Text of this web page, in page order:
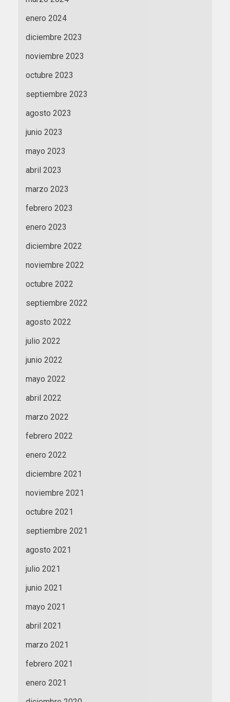
enero 2024
diciembre 2023
noviembre 2023
octubre 2023
septiembre 2023
agosto 2023
junio 2023
mayo 2023
abril 2023
marzo 2023
febrero 2023
enero 2023
diciembre 2022
noviembre 2022
octubre 2022
septiembre 2022
agosto 2022
julio 2022
junio 2022
mayo 2022
abril 2022
marzo 2022
febrero 2022
enero 2022
diciembre 2021
noviembre 2021
octubre 2021
septiembre 2021
agosto 2021
julio 2021
junio 2021
mayo 2021
abril 2021
marzo 2021
febrero 2021
enero 2021